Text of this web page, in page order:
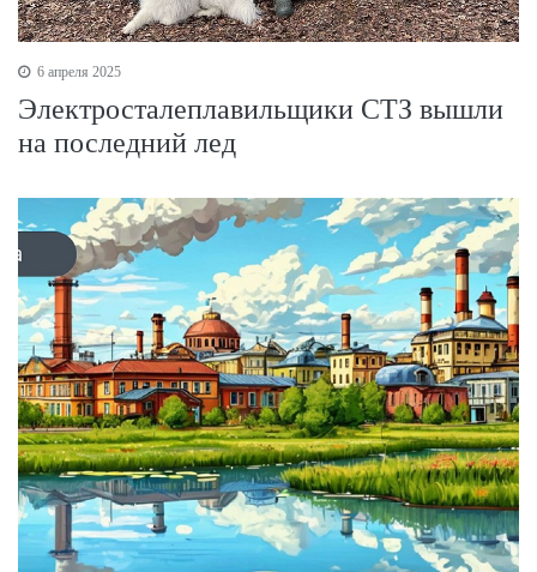
6 апреля 2025
Электросталеплавильщики СТЗ вышли
на последний лед